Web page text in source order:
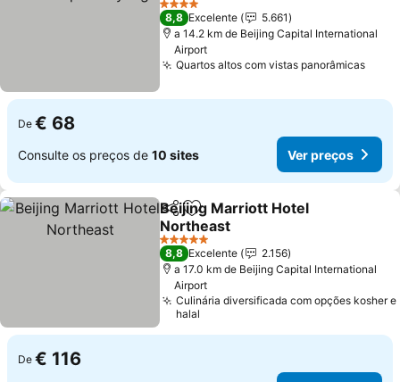
4 Estrelas
8,8 Excelente
5.661
a 14.2 km de Beijing Capital International
Airport
Quartos altos com vistas panorâmicas
De € 68
Consulte os preços de 10 sites Ver preços
PartilharAdicionar aos favoritos
Beijing Marriott Hotel
Northeast
5 Estrelas
8,8 Excelente
2.156
a 17.0 km de Beijing Capital International
Airport
Culinária diversificada com opções kosher e
halal
De € 116